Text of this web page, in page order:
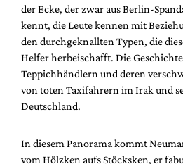
der Ecke, der zwar aus Berlin-
kennt, die Leute kennen mit
den durchgeknallten Typen, die
Helfer herbeischafft. Die
Teppichhändlern und deren
von toten Taxifahrern im Irak und
Deutschland.
In diesem Panorama kommt
vom Hölzken aufs Stöcksken, er